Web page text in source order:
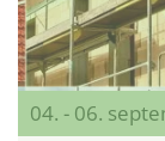
04. - 06.